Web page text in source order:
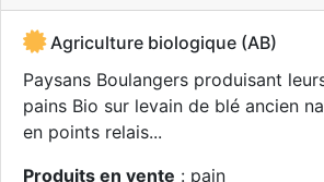
Agriculture biologique (AB)
Paysans Boulangers produisant
pains Bio sur levain de blé ancien
en points relais...
Produits en vente : pain